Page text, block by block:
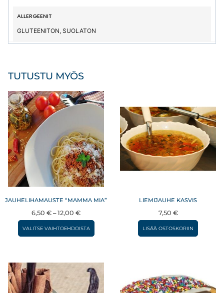
ALLERGEENIT
GLUTEENITON, SUOLATON
TUTUSTU MYÖS
JAUHELIHAMAUSTE “MAMMA MIA”
6,50 € – 12,00 €Hintaluokka:
6,50 €
–
VALITSE VAIHTOEHDOISTA
tuotteella
useampi
muunnelma.
LIEMIJAUHE KASVIS
7,50 €
LISÄÄ OSTOSKORIIN